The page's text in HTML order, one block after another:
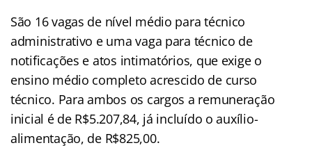
São 16 vagas de nível médio para técnico
administrativo e uma vaga para técnico de
notificações e atos intimatórios, que exige o
ensino médio completo acrescido de curso
técnico. Para ambos os cargos a remuneração
inicial é de R$5.207,84, já incluído o auxílio-
alimentação, de R$825,00.